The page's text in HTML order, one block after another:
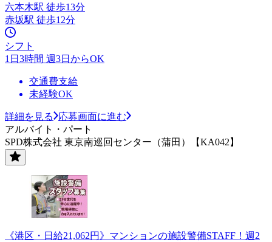
六本木駅 徒歩13分
赤坂駅 徒歩12分
シフト
1日3時間 週3日からOK
交通費支給
未経験OK
詳細を見る
応募画面に進む
アルバイト・パート
SPD株式会社 東京南巡回センター（蒲田）【KA042】
《港区・日給21,062円》マンションの施設警備STAFF！週2